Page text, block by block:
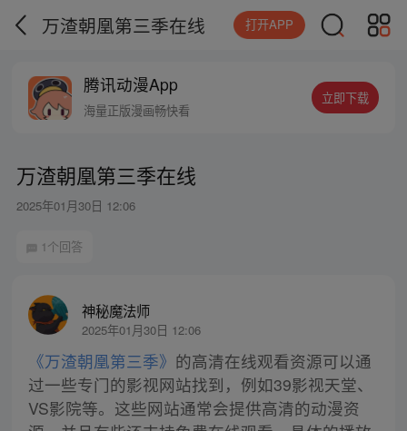
万渣朝凰第三季在线 打开APP
腾讯动漫App
海量正版漫画畅快看
立即下载
万渣朝凰第三季在线
2025年01月30日 12:06
1个回答
神秘魔法师
2025年01月30日 12:06
《万渣朝凰第三季》 的高清在线观看资源可以通
过一些专门的影视网站找到，例如39影视天堂、
VS影院等。这些网站通常会提供高清的动漫资